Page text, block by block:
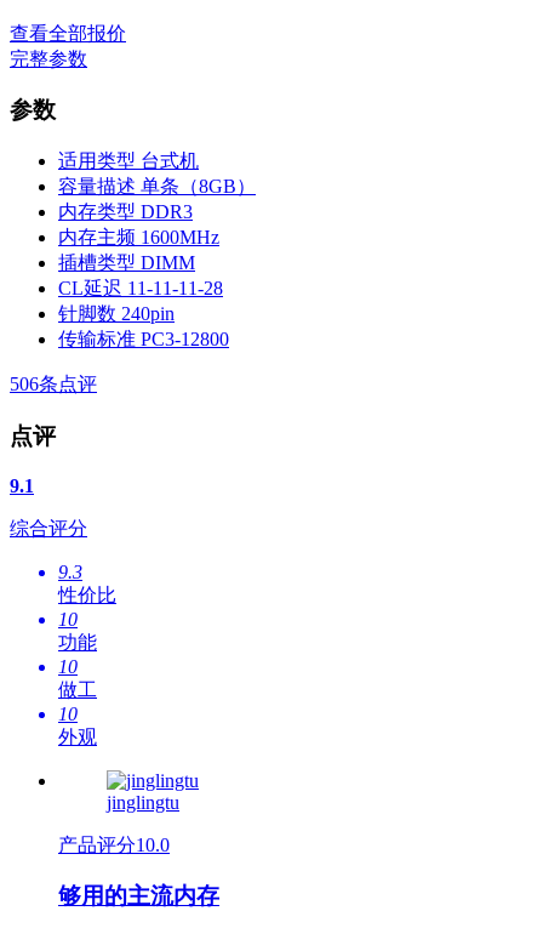
查看全部报价
完整参数
参数
适用类型 台式机
容量描述 单条（8GB）
内存类型 DDR3
内存主频 1600MHz
插槽类型 DIMM
CL延迟 11-11-11-28
针脚数 240pin
传输标准 PC3-12800
506条点评
点评
9.1
综合评分
9.3
性价比
10
功能
10
做工
10
外观
jinglingtu
产品评分10.0
够用的主流内存